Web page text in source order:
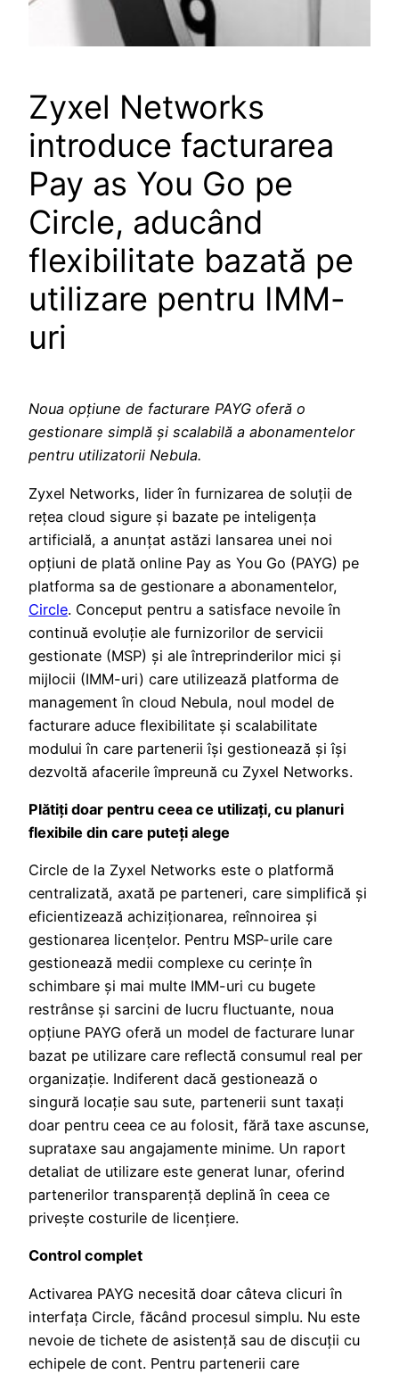
Zyxel Networks
introduce facturarea
Pay as You Go pe
Circle, aducând
flexibilitate bazată pe
utilizare pentru IMM-
uri
Noua opțiune de facturare PAYG oferă o
gestionare simplă și scalabilă a abonamentelor
pentru utilizatorii Nebula.
Zyxel Networks, lider în furnizarea de soluții de
rețea cloud sigure și bazate pe inteligența
artificială, a anunțat astăzi lansarea unei noi
opțiuni de plată online Pay as You Go (PAYG) pe
platforma sa de gestionare a abonamentelor,
Circle. Conceput pentru a satisface nevoile în
continuă evoluție ale furnizorilor de servicii
gestionate (MSP) și ale întreprinderilor mici și
mijlocii (IMM-uri) care utilizează platforma de
management în cloud Nebula, noul model de
facturare aduce flexibilitate și scalabilitate
modului în care partenerii își gestionează și își
dezvoltă afacerile împreună cu Zyxel Networks.
Plătiți doar pentru ceea ce utilizați, cu planuri
flexibile din care puteți alege
Circle de la Zyxel Networks este o platformă
centralizată, axată pe parteneri, care simplifică și
eficientizează achiziționarea, reînnoirea și
gestionarea licențelor. Pentru MSP-urile care
gestionează medii complexe cu cerințe în
schimbare și mai multe IMM-uri cu bugete
restrânse și sarcini de lucru fluctuante, noua
opțiune PAYG oferă un model de facturare lunar
bazat pe utilizare care reflectă consumul real per
organizație. Indiferent dacă gestionează o
singură locație sau sute, partenerii sunt taxați
doar pentru ceea ce au folosit, fără taxe ascunse,
suprataxe sau angajamente minime. Un raport
detaliat de utilizare este generat lunar, oferind
partenerilor transparență deplină în ceea ce
privește costurile de licențiere.
Control complet
Activarea PAYG necesită doar câteva clicuri în
interfața Circle, făcând procesul simplu. Nu este
nevoie de tichete de asistență sau de discuții cu
echipele de cont. Pentru partenerii care